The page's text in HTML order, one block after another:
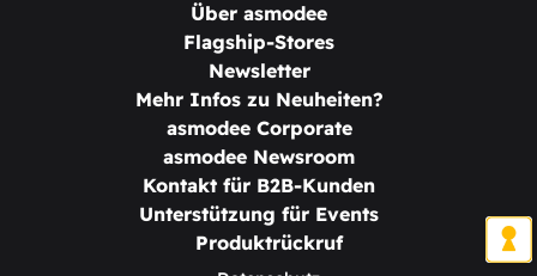
Über asmodee
Flagship-Stores
Newsletter
Mehr Infos zu Neuheiten?
asmodee Corporate
asmodee Newsroom
Kontakt für B2B-Kunden
Unterstützung für Events
Produktrückruf